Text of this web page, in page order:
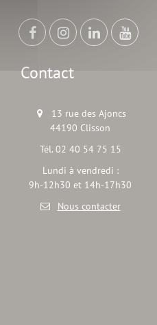
Contact
13 rue des Ajoncs
44190 Clisson
Tél. 02 40 54 75 15
Lundi à vendredi :
9h-12h30 et 14h-17h30
Nous contacter